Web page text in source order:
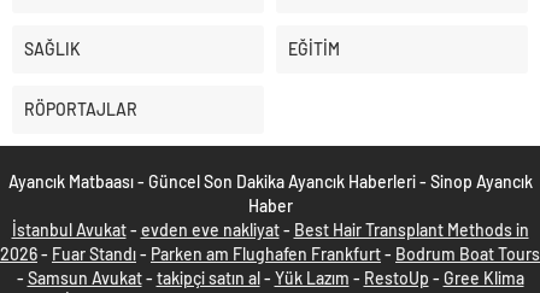
SAĞLIK EĞİTİM
RÖPORTAJLAR
Ayancık Matbaası - Güncel Son Dakika Ayancık Haberleri - Sinop Ayancık
Haber
İstanbul Avukat- evden eve nakliyat- Best Hair Transplant Methods in
2026- Fuar Standı- Parken am Flughafen Frankfurt- Bodrum Boat Tours
- Samsun Avukat- takipçi satın al- Yük Lazım - RestoUp - Gree Klima